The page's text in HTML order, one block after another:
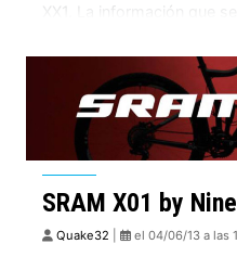
XX1. La información que
hacer […]
SRAM X01 by
Quake32 el 04/06/13 a las